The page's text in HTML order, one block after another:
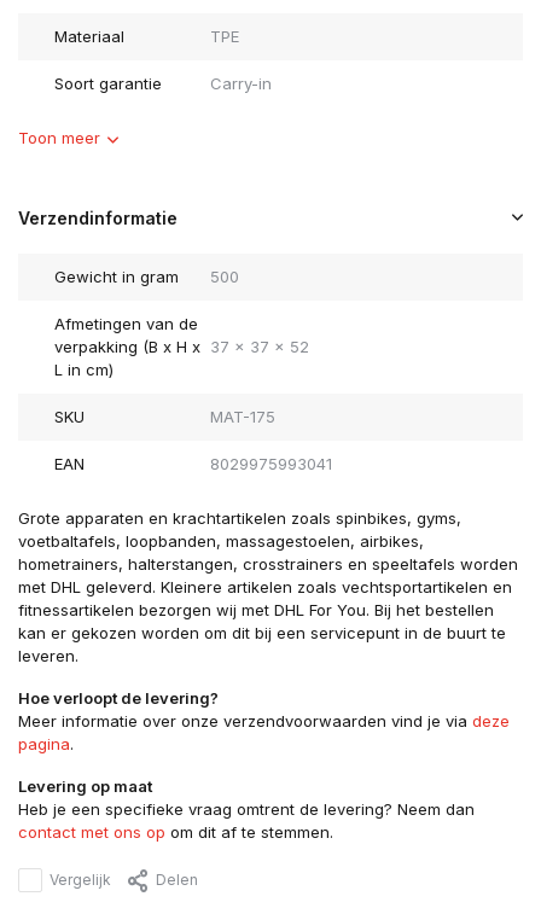
Materiaal TPE
Soort garantie Carry-in
Toon meer
Verzendinformatie
Gewicht in gram 500
Afmetingen van de
verpakking (B x H x
L in cm)
37 x 37 x 52
SKU MAT-175
EAN 8029975993041
Grote apparaten en krachtartikelen zoals spinbikes, gyms,
voetbaltafels, loopbanden, massagestoelen, airbikes,
hometrainers, halterstangen, crosstrainers en speeltafels worden
met DHL geleverd. Kleinere artikelen zoals vechtsportartikelen en
fitnessartikelen bezorgen wij met DHL For You. Bij het bestellen
kan er gekozen worden om dit bij een servicepunt in de buurt te
leveren.
Hoe verloopt de levering?
Meer informatie over onze verzendvoorwaarden vind je via deze
pagina.
Levering op maat
Heb je een specifieke vraag omtrent de levering? Neem dan
contact met ons op om dit af te stemmen.
Vergelijk Delen